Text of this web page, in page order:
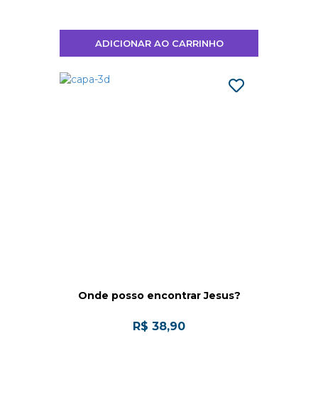
ADICIONAR AO CARRINHO
Onde posso encontrar Jesus?
R$ 38,90